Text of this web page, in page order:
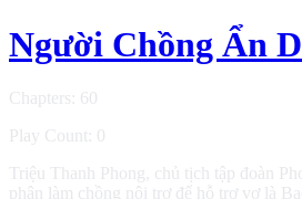
Người Chồng Ẩn
Chapters: 60
Play Count: 0
Triệu Thanh Phong, chủ tịch tập đoàn
phận làm chồng nội trợ để hỗ trợ vợ là